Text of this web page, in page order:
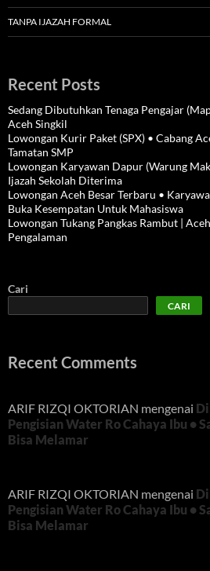
TANPA IJAZAH FORMAL
Recent Posts
Sedang Dibutuhkan Tenaga Pengajar
Aceh Singkil
Lowongan Kurir Paket (SPX) • Cabang
Tamatan SMP
Lowongan Karyawan Dapur (Warung
Ijazah Sekolah Diterima
Lowongan Aceh Besar Terbaru •
Buka Kesempatan Untuk Mahasiswa
Lowongan Tukang Pangkas Rambut |
Pengalaman
Cari
CARI
Recent Comments
ARIF RIZQI OKTORIAN mengenai
Pengisian Water Ro Cahaya Ibu •
Bisa Melamar
ARIF RIZQI OKTORIAN mengenai
Pengisian Water Ro Cahaya Ibu •
Bisa Melamar